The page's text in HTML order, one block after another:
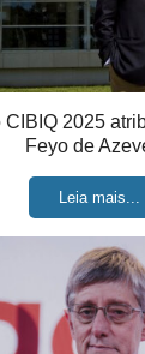
CIBIQ 2025
Feyo de
Leia mais...